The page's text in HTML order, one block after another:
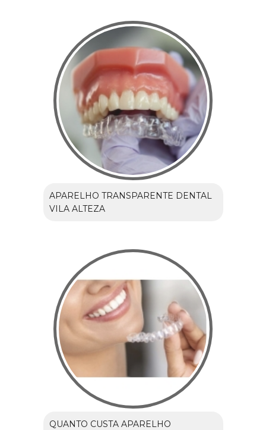
APARELHO TRANSPARENTE DENTAL
VILA ALTEZA
QUANTO CUSTA APARELHO